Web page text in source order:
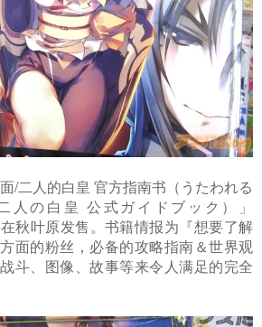
/二人的白皇 官方指南书（うたわれる
人の白皇 公式ガイドブック）」
秋叶原发售。书籍情报为『想要了解
面的粉丝，必备的攻略指南＆世界观
斗、图像、故事等来令人满足的完全